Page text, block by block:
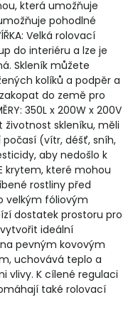
která umožňuje
pohodlné
Velká rolovací
do interiéru a lze je
Skleník můžete
kolíků a podpěr a
do země pro
350L x 200W x 200V
životnost skleníku, měli
(vítr, déšť, sníh,
aby nedošlo k
krytem, ​​které mohou
rostliny před
velkým fóliovým
dostatek prostoru pro
ideální
pevným kovovým
​​uchovává teplo a
vlivy. K cílené regulaci
také rolovací